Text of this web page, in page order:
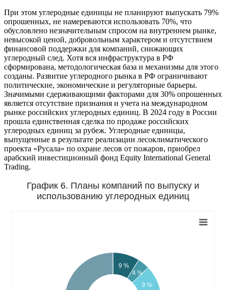
При этом углеродные единицы не планируют выпускать 79%
опрошенных, не намереваются использовать 70%, что
обусловлено незначительным спросом на внутреннем рынке,
невысокой ценой, добровольным характером и отсутствием
финансовой поддержки для компаний, снижающих
углеродный след. Хотя вся инфраструктура в РФ
сформирована, методологическая база и механизмы для этого
созданы. Развитие углеродного рынка в РФ ограничивают
политические, экономические и регуляторные барьеры.
Значимыми сдерживающими факторами для 30% опрошенных
является отсутствие признания и учета на международном
рынке российских углеродных единиц. В 2024 году в России
прошла единственная сделка по продаже российских
углеродных единиц за рубеж. Углеродные единицы,
выпущенные в результате реализации лесоклиматического
проекта «Русала» по охране лесов от пожаров, приобрел
арабский инвестиционный фонд Equity International General
Trading.
График 6. Планы компаний по выпуску и
использованию углеродных единиц
9 %
4 %
9 %